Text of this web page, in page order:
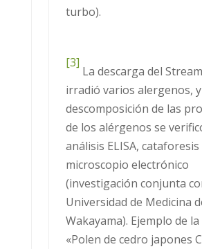
turbo).
[3]
La descarga del
irradió varios alergenos,
descomposición de las
de los alérgenos se
análisis ELISA,
microscopio electrónico
(investigación conjunta
Universidad de Medicina
Wakayama). Ejemplo de
«Polen de cedro japones